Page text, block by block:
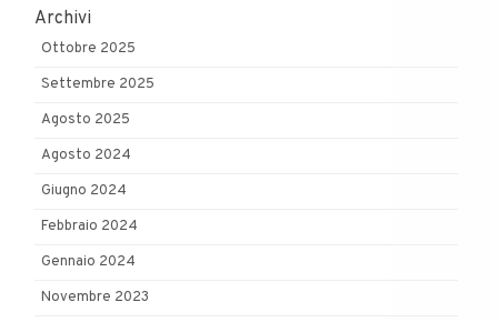
Archivi
Ottobre 2025
Settembre 2025
Agosto 2025
Agosto 2024
Giugno 2024
Febbraio 2024
Gennaio 2024
Novembre 2023